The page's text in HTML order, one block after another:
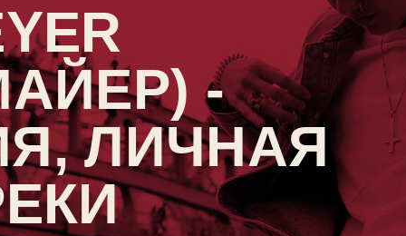
-
ЛИЧНАЯ